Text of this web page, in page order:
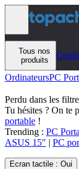
Aller au contenu
Tous nos
produits
OrdinateursPC
Perdu dans les
Tu hésites ? On te
portable !
Trending : PC
ASUS 15" | PC
Ecran tactile : Oui